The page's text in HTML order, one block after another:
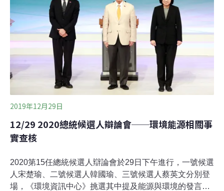
查證。張善政表示，「2035年核能加再生能源50%，我們
寫到這裡，我們可沒有水晶球看到2035年，核能會到
25％，這是蔡英文幫我們發明的。」張善政補充，以他對
技術的期待，「到時候再生能源會是25%~30%，這凸顯
蔡英文對他自己的再生能源沒有信心。不覺得到時候只會
有25%。」張善政：連
2019年12月29日
12/29 2020總統候選人辯論會──環境能源相關事
實查核
2020第15任總統候選人辯論會於29日下午進行，一號候選
人宋楚瑜、二號候選人韓國瑜、三號候選人蔡英文分別登
場，《環境資訊中心》挑選其中提及能源與環境的發言進